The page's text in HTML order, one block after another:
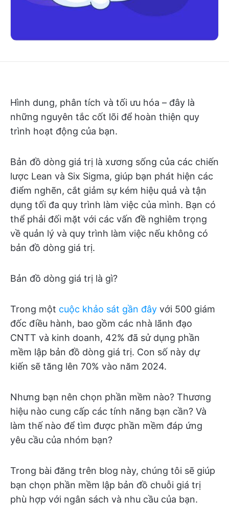
Hình dung, phân tích và tối ưu hóa – đây là
những nguyên tắc cốt lõi để hoàn thiện quy
trình hoạt động của bạn.
Bản đồ dòng giá trị là xương sống của các chiến
lược Lean và Six Sigma, giúp bạn phát hiện các
điểm nghẽn, cắt giảm sự kém hiệu quả và tận
dụng tối đa quy trình làm việc của mình. Bạn có
thể phải đối mặt với các vấn đề nghiêm trọng
về quản lý và quy trình làm việc nếu không có
bản đồ dòng giá trị.
Bản đồ dòng giá trị là gì?
Trong một cuộc khảo sát gần đây với 500 giám
đốc điều hành, bao gồm các nhà lãnh đạo
CNTT và kinh doanh, 42% đã sử dụng phần
mềm lập bản đồ dòng giá trị. Con số này dự
kiến sẽ tăng lên 70% vào năm 2024.
Nhưng bạn nên chọn phần mềm nào? Thương
hiệu nào cung cấp các tính năng bạn cần? Và
làm thế nào để tìm được phần mềm đáp ứng
yêu cầu của nhóm bạn?
Trong bài đăng trên blog này, chúng tôi sẽ giúp
bạn chọn phần mềm lập bản đồ chuỗi giá trị
phù hợp với ngân sách và nhu cầu của bạn.